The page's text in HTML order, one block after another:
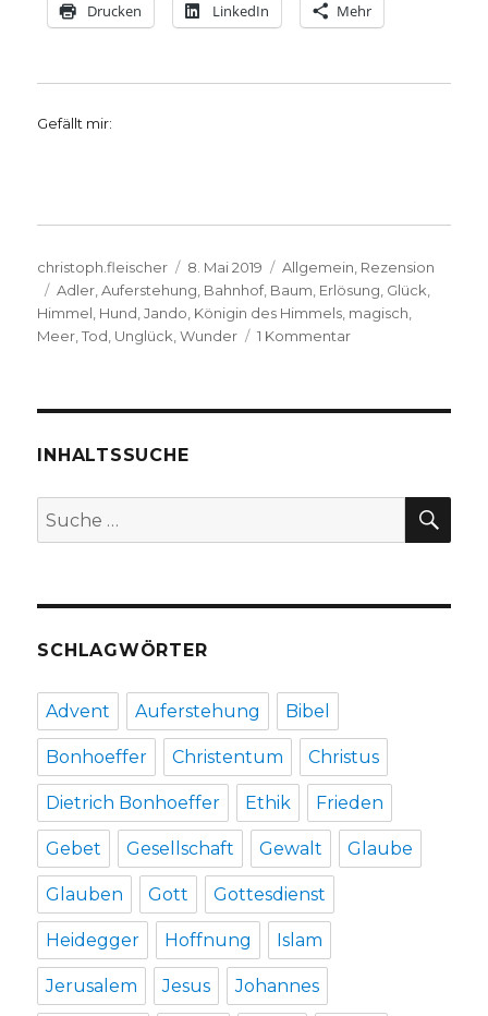
Drucken LinkedIn Mehr
Gefällt mir:
Autor
christoph.fleischer
Veröffentlicht
am
8. Mai 2019 Kategorien
Allgemein Rezension
Schlagwörter
Adler ,Auferstehung Bahnhof, Baum Erlösung Glück
Himmel Hund ,Jando Königin des Himmels magisch
Meer ,Tod Unglück ,Wunder 1 Kommentarzu
Rezension
Christoph
2019
INHALTSSUCHE
Suche
nach:
SCHLAGWÖRTER
Advent Auferstehung Bibel
Bonhoeffer Christentum Christus
Dietrich Bonhoeffer Ethik Frieden
Gebet Gesellschaft Gewalt Glaube
Glauben Gott Gottesdienst
Heidegger Hoffnung Islam
Jerusalem Jesus Johannes